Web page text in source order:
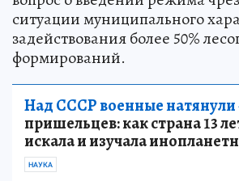
ситуации муниципального
задействования более 50%
формирований.
Над СССР военные натянули
пришельцев: как страна 13
искала и изучала
НАУКА